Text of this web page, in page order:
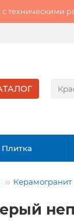
с техническими
Плитка
Керамогранит